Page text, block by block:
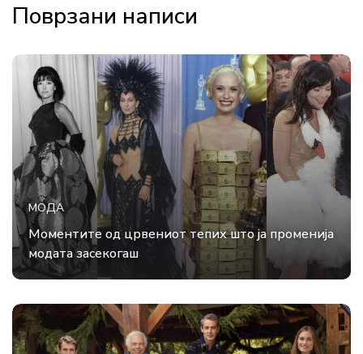
Поврзани написи
МОДА
Моментите од црвениот тепих што ја променија
модата засекогаш